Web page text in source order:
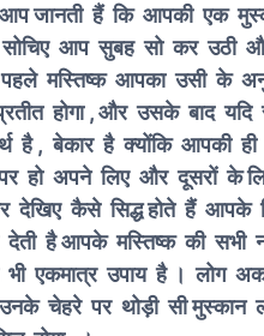
जानती हैं कि आपकी एक
आप सुबह सो कर उठी
मस्तिष्क आपका उसी के
होगा , और उसके बाद यदि
है , बेकार है क्योंकि आपकी ही
हो अपने लिए और दूसरों के
देखिए कैसे सिद्ध होते हैं आपके
है आपके मस्तिष्क की सभी
एकमात्र उपाय है । लोग
चेहरे पर थोड़ी सी मुस्कान